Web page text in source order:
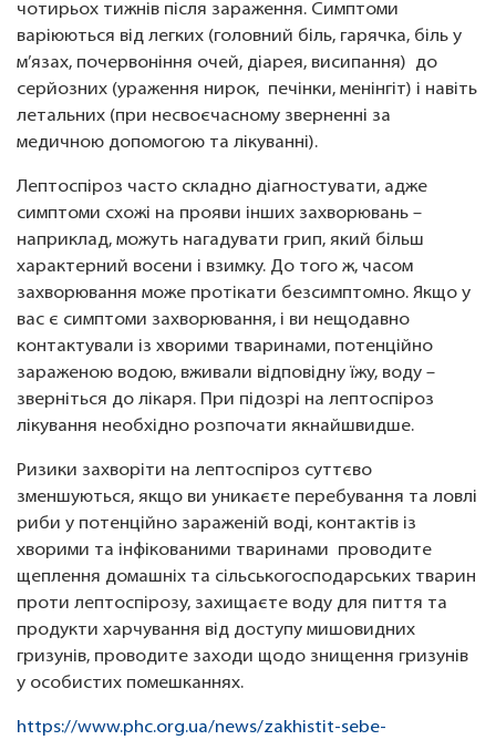
чотирьох тижнів після зараження. Симптоми
варіюються від легких (головний біль, гарячка, біль у
м’язах, почервоніння очей, діарея, висипання) до
серйозних (ураження нирок, печінки, менінгіт) і навіть
летальних (при несвоєчасному зверненні за
медичною допомогою та лікуванні).
Лептоспіроз часто складно діагностувати, адже
симптоми схожі на прояви інших захворювань –
наприклад, можуть нагадувати грип, який більш
характерний восени і взимку. До того ж, часом
захворювання може протікати безсимптомно. Якщо у
вас є симптоми захворювання, і ви нещодавно
контактували із хворими тваринами, потенційно
зараженою водою, вживали відповідну їжу, воду –
зверніться до лікаря. При підозрі на лептоспіроз
лікування необхідно розпочати якнайшвидше.
Ризики захворіти на лептоспіроз суттєво
зменшуються, якщо ви уникаєте перебування та ловлі
риби у потенційно зараженій воді, контактів із
хворими та інфікованими тваринами проводите
щеплення домашніх та сільськогосподарських тварин
проти лептоспірозу, захищаєте воду для пиття та
продукти харчування від доступу мишовидних
гризунів, проводите заходи щодо знищення гризунів
у особистих помешканнях.
https://www.phc.org.ua/news/zakhistit-sebe-